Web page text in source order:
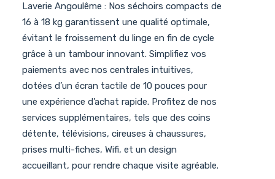
Laverie Angoulême : Nos séchoirs compacts de
16 à 18 kg garantissent une qualité optimale,
évitant le froissement du linge en fin de cycle
grâce à un tambour innovant. Simplifiez vos
paiements avec nos centrales intuitives,
dotées d’un écran tactile de 10 pouces pour
une expérience d’achat rapide. Profitez de nos
services supplémentaires, tels que des coins
détente, télévisions, cireuses à chaussures,
prises multi-fiches, Wifi, et un design
accueillant, pour rendre chaque visite agréable.